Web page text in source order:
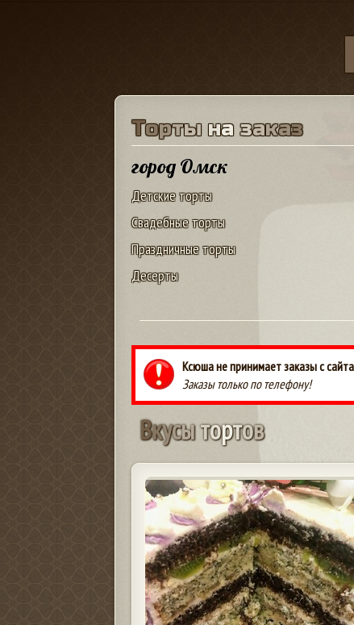
Торты на заказ
город Омск
Детские торты
Свадебные торты
Праздничные торты
Десерты
Ксюша не принимает заказы с
Заказы только по телефону!
Вкусытортов